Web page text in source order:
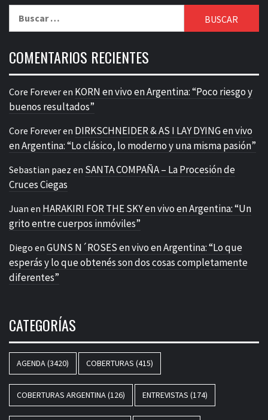
COMENTARIOS RECIENTES
Core Foreveren KORN en vivo en Argentina: “Poco riesgo y
buenos resultados”
Core Foreveren DIRKSCHNEIDER & AS I LAY DYING en vivo
en Argentina: “Lo clásico, lo moderno y una misma pasión”
Sebastian paez en SANTA COMPAÑA – La Procesión de
Cruces Ciegas
Juan en HARAKIRI FOR THE SKY en vivo en Argentina: “Un
grito entre cuerpos inmóviles”
Diego en GUNS N´ROSES en vivo en Argentina: “Lo que
esperás y lo que obtenés son dos cosas completamente
diferentes”
CATEGORÍAS
AGENDA(3420) COBERTURAS (415)
COBERTURAS ARGENTINA(126) ENTREVISTAS (174)